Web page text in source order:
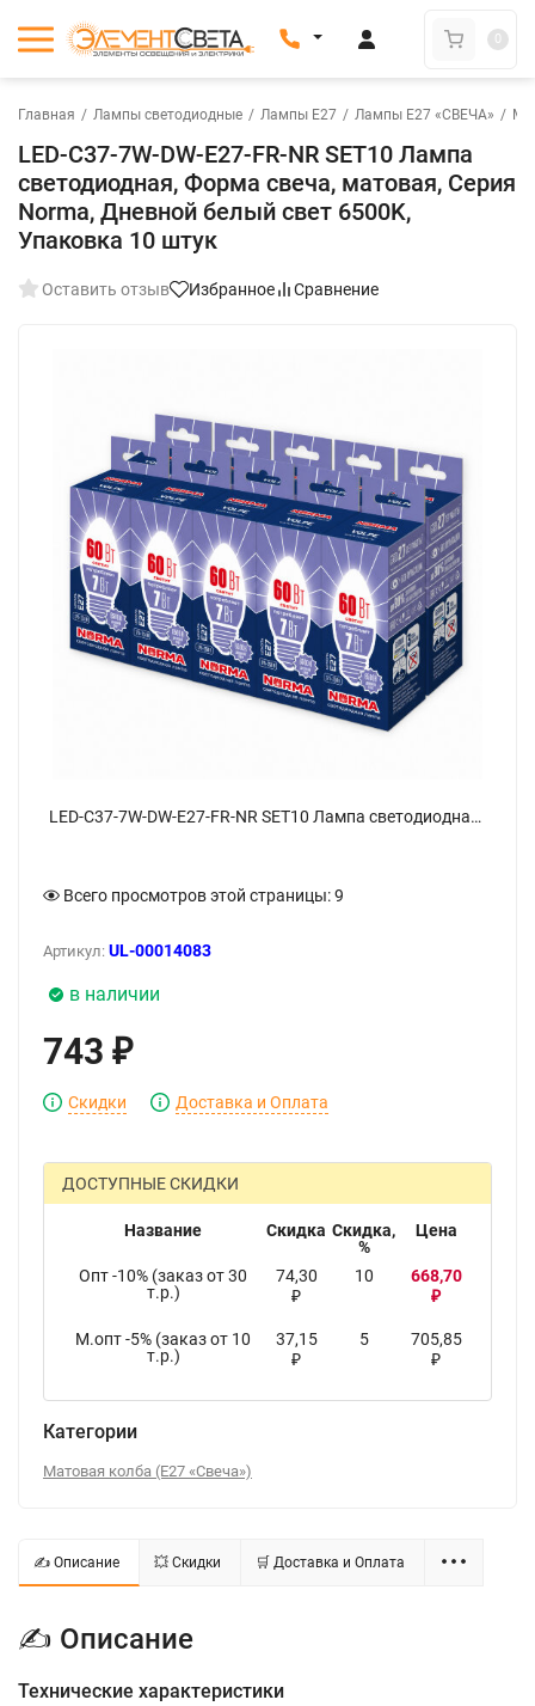
0
Главная / Лампы светодиодные / Лампы Е27 / Лампы E27 «СВЕЧА» /
LED-C37-7W-DW-E27-FR-NR SET10 Лампа
светодиодная, Форма свеча, матовая, Серия
Norma, Дневной белый свет 6500K,
Упаковка 10 штук
Оставить отзыв Избранное Сравнение
LED-C37-7W-DW-E27-FR-NR SET10 Лампа светодиодная, Форма свеча, матовая, Серия Norma, Дневной белый свет 6500K, Упаковка 10 штук - фото 1
Всего просмотров этой страницы:9
Артикул: UL-00014083
в наличии
743 ₽
Скидки Доставка и Оплата
ДОСТУПНЫЕ СКИДКИ
Название Скидка Скидка,
%
Цена
Опт -10% (заказ от 30
т.р.)
74,30
₽
10 668,70
₽
М.опт -5% (заказ от 10
т.р.)
37,15
₽
5 705,85
₽
Категории
Матовая колба (E27 «Свеча»)
✍ Описание 💥 Скидки 🛒 Доставка и Оплата
✍ Описание
Технические характеристики